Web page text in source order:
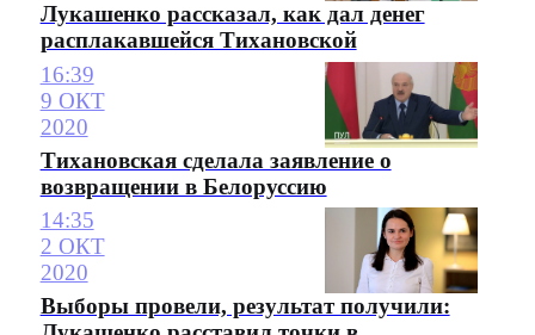
Лукашенко рассказал, как дал денег
расплакавшейся Тихановской
16:39
9 ОКТ
2020
Тихановская сделала заявление о
возвращении в Белоруссию
14:35
2 ОКТ
2020
Выборы провели, результат получили: